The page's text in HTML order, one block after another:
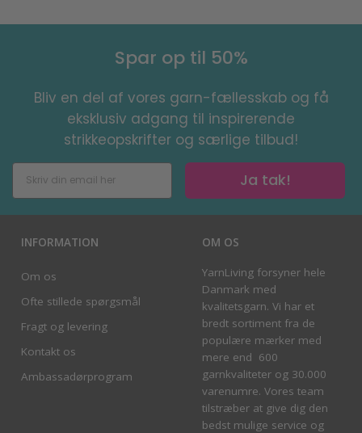
Spar op til 50%
Bliv en del af vores garn-fællesskab og få
eksklusiv adgang til inspirerende
strikkeopskrifter og særlige tilbud!
Ja tak!
INFORMATION
Om os
Ofte stillede spørgsmål
Fragt og levering
Kontakt os
Ambassadørprogram
OM OS
YarnLiving forsyner hele
Danmark med
kvalitetsgarn. Vi har et
bredt sortiment fra de
populære mærker med
mere end 600
garnkvaliteter og 30.000
varenumre. Vores team
tilstræber at give dig den
bedst mulige service og